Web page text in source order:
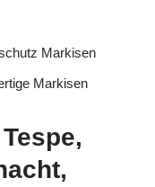
Markisen
Markisen